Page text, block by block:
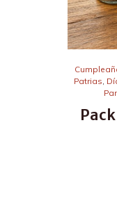
Patrias,